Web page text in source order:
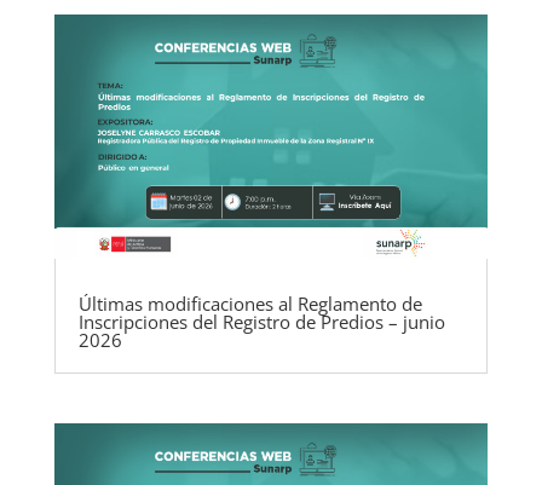
Últimas modificaciones al Reglamento de
Inscripciones del Registro de Predios – junio
2026